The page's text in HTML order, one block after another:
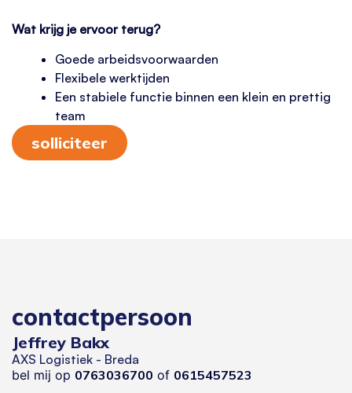
Wat krijg je ervoor terug?
Goede arbeidsvoorwaarden
Flexibele werktijden
Een stabiele functie binnen een klein en prettig
team
solliciteer
contactpersoon
Jeffrey Bakx
AXS Logistiek - Breda
bel mij op 0763036700 of 0615457523